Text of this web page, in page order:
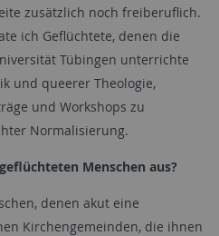
zusätzlich noch freiberuflich.
ich Geflüchtete, denen die
Tübingen unterrichte
und queerer Theologie,
und Workshops zu
Normalisierung.
Menschen aus?
denen akut eine
Kirchengemeinden, die ihnen